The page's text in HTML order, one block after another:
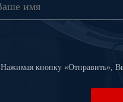
Нажимая кнопку «Отправить»,